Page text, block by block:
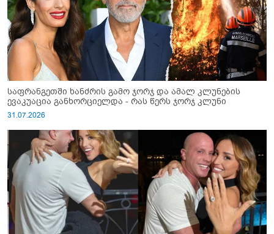
საფრანგეთში ხანძრის გამო ჯორჯ და ამალ კლუნების
ევაკუაცია განხორციელდა - რას წერს ჯორჯ კლუნი
31.07.2026